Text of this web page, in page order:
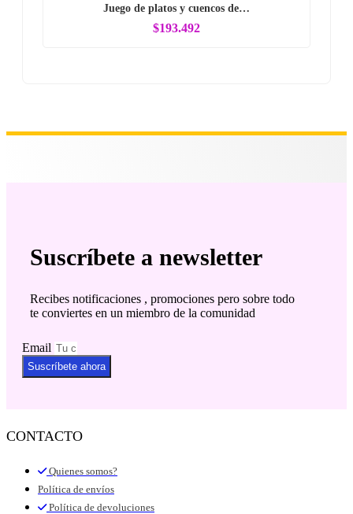
Juego de platos y cuencos de…
$193.492
Suscríbete a newsletter
Recibes notificaciones , promociones pero sobre todo
te conviertes en un miembro de la comunidad
Email
Suscríbete ahora
CONTACTO
Quienes somos?
Política de envíos
Política de devoluciones